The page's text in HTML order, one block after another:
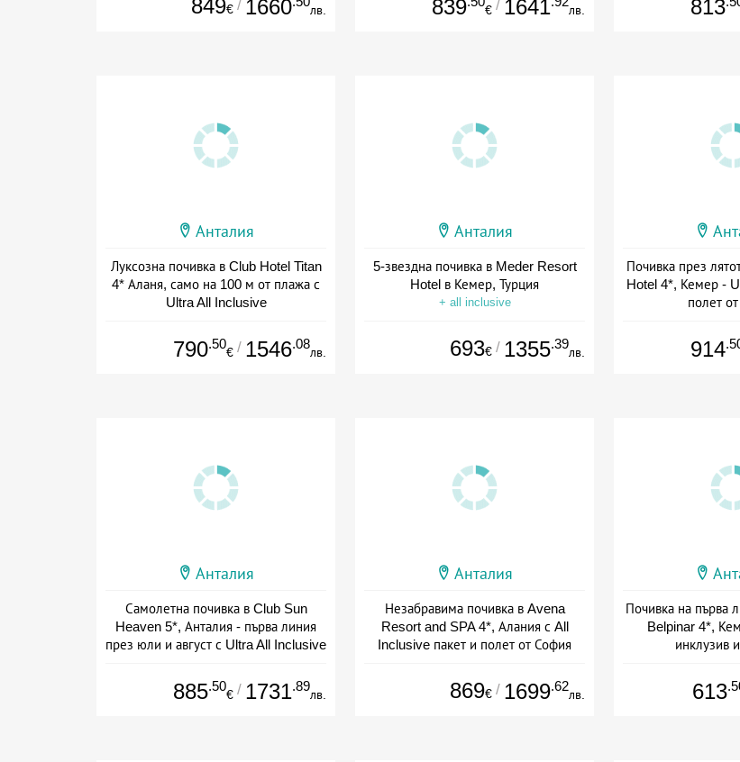
849€ / 1660 лв. 839 € / 1641 лв. 813
Анталия
Луксозна почивка в Club Hotel Titan
4* Аланя, само на 100 м от плажа с
Ultra All Inclusive
790.50
€ / 1546.08
лв.
Анталия
5-звездна почивка в Meder Resort
Hotel в Кемер, Турция
+ all inclusive
693€ / 1355.39
лв.
Почивка през
Hotel 4*, Кемер -
полет
914
Анталия
Самолетна почивка в Club Sun
Heaven 5*, Анталия - първа линия
през юли и август с Ultra All Inclusive
885.50
€ / 1731.89
лв.
Анталия
Незабравима почивка в Avena
Resort and SPA 4*, Алания с All
Inclusive пакет и полет от София
869€ / 1699.62
лв.
Почивка на първа
Belpinar 4*,
инклузив
613